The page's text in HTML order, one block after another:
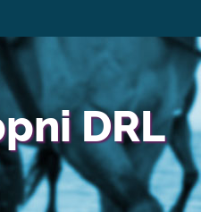
DRL